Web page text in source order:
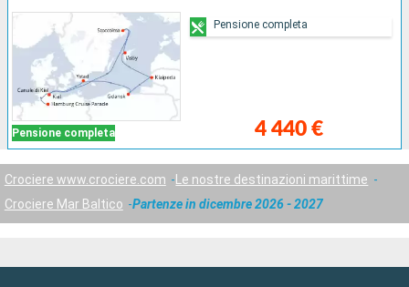
Pensione completa 4 440 €
Pensione completa
Crociere www.crociere.com
Le nostre destinazioni marittime
Crociere Mar Baltico
Partenze in dicembre 2026 - 2027